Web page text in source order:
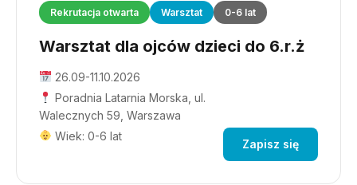
Rekrutacja otwarta Warsztat 0-6 lat
Warsztat dla ojców dzieci do 6.r.ż
26.09-11.10.2026
Poradnia Latarnia Morska, ul.
Walecznych 59, Warszawa
Wiek: 0-6 lat
Zapisz się